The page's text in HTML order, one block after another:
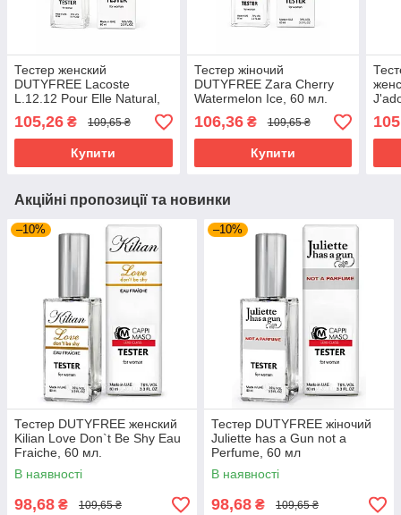
Тестер женский
DUTYFREE Lacoste
L.12.12 Pour Elle Natural,
60 мл.
105,26 ₴ 109,65 ₴
Купити
Тестер жіночий
DUTYFREE Zara Cherry
Watermelon Ice, 60 мл.
106,36₴ 109,65 ₴
Купити
Акційні пропозиції та новинки
–10%
Тестер DUTYFREE женский
Kilian Love Don`t Be Shy Eau
Fraiche, 60 мл.
В наявності
98,68 ₴ 109,65 ₴
–10%
Тестер DUTYFREE жіночий
Juliette has a Gun not a
Perfume, 60 мл
В наявності
98,68 ₴ 109,65 ₴